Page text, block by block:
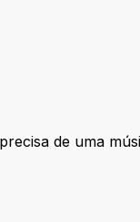
de uma